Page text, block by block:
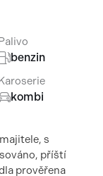
benzin
kombi
s
příští
prověřena